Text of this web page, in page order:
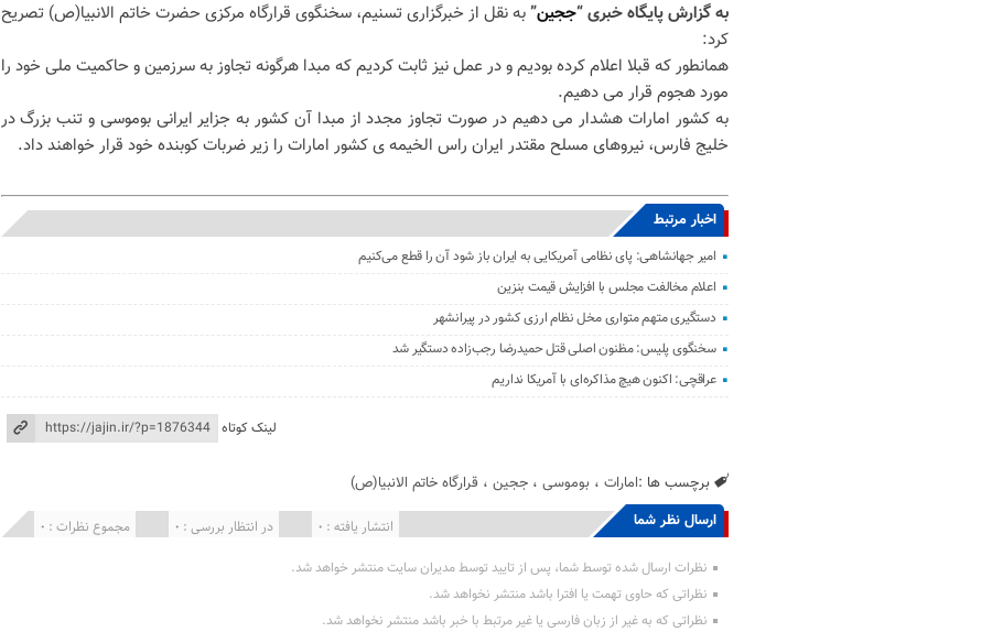
به گزارش پایگاه خبری “ججین”به نقل از خبرگزاری تسنیم، سخنگوی قرارگاه مرکزی حضرت خاتم الانبیا(ص) تصریح
کرد:
همانطور که قبلا اعلام کرده بودیم و در عمل نیز ثابت کردیم که مبدا هرگونه تجاوز به سرزمین و حاکمیت ملی خود را
مورد هجوم قرار می دهیم.
به کشور امارات هشدار می دهیم در صورت تجاوز مجدد از مبدا آن کشور به جزایر ایرانی بوموسی و تنب بزرگ در
خلیج فارس، نیروهای مسلح مقتدر ایران راس الخیمه ی کشور امارات را زیر ضربات کوبنده خود قرار خواهند داد.
اخبار مرتبط
امیر جهانشاهی: پای نظامی آمریکایی به ایران باز شود آن را قطع می‌کنیم
اعلام مخالفت مجلس با افزایش قیمت بنزین
دستگیری متهم متواری مخل نظام ارزی کشور در پیرانشهر
سخنگوی پلیس: مظنون اصلی قتل حمیدرضا رجب‌زاده دستگیر شد
عراقچی: اکنون هیچ مذاکره‌ای با آمریکا نداریم
لینک کوتاه
برچسب ها :امارات ، بوموسی ،ججین ، قرارگاه خاتم الانبیا(ص)
ارسال نظر شما مجموع نظرات : 0 در انتظار بررسی : 0 انتشار یافته : 0
نظرات ارسال شده توسط شما، پس از تایید توسط مدیران سایت منتشر خواهد شد.
نظراتی که حاوی تهمت یا افترا باشد منتشر نخواهد شد.
نظراتی که به غیر از زبان فارسی یا غیر مرتبط با خبر باشد منتشر نخواهد شد.